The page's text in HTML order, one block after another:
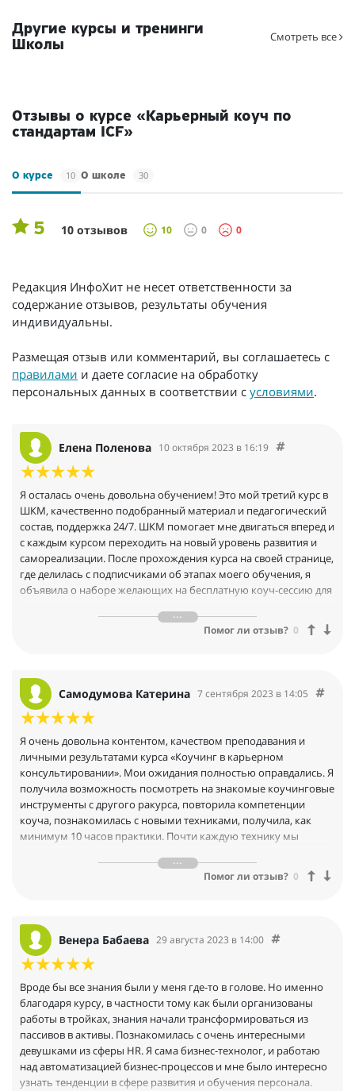
Другие курсы и тренинги
Школы
Смотреть все
Отзывы о курсе «Карьерный коуч по
стандартам ICF»
О курсе 10 О школе 30
5 10 отзывов 10 0 0
Редакция ИнфоХит не несет ответственности за
содержание отзывов, результаты обучения
индивидуальны.
Размещая отзыв или комментарий, вы соглашаетесь с
правилами и даете согласие на обработку
персональных данных в соответствии с условиями.
Елена Поленова 10 октября 2023 в 16:19
Я осталась очень довольна обучением! Это мой третий курс в
ШКМ, качественно подобранный материал и педагогический
состав, поддержка 24/7. ШКМ помогает мне двигаться вперед и
с каждым курсом переходить на новый уровень развития и
самореализации. После прохождения курса на своей странице,
где делилась с подписчиками об этапах моего обучения, я
объявила о наборе желающих на бесплатную коуч-сессию для
Запросы разные, сейчас понимаю насколько обширный
инструментарий нам был предоставлен во время обучения и
консультаций по поиску работы уже начала применять эти
инструменты! Спасибо Вам! Вы открываете мир новых
возможностей для реализации себя через занятие любимым
дополнительного заработка!
Помог ли отзыв? 0
Самодумова Катерина 7 сентября 2023 в 14:05
Я очень довольна контентом, качеством преподавания и
личными результатами курса «Коучинг в карьерном
консультировании». Мои ожидания полностью оправдались. Я
получила возможность посмотреть на знакомые коучинговые
инструменты с другого ракурса, повторила компетенции
коуча, познакомилась с новыми техниками, получила, как
минимум 10 часов практики. Почти каждую технику мы
серьезный. По итогам курса я стала четче разграничивать
коучинговые и консультационные запросы, пояснять разницу
рекомендации). Светлана Пороскова и Ксения Волкова дают
материал основательно, системно, при этом доходчиво,
приводя личные примеры из практики. Сопровождение курса
Ксению Степанову, а также Александру Богомаз, ни один
вопрос/запрос не остался без ответа. Коллеги, спасибо
большое!
Помог ли отзыв? 0
Венера Бабаева 29 августа 2023 в 14:00
Вроде бы все знания были у меня где-то в голове. Но именно
благодаря курсу, в частности тому как были организованы
работы в тройках, знания начали трансформироваться из
пассивов в активы. Познакомилась с очень интересными
девушками из сферы HR. Я сама бизнес-технолог, и работаю
над автоматизацией бизнес-процессов и мне было интересно
узнать тенденции в сфере развития и обучения персонала.